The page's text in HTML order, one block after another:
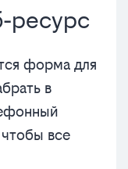
ресурс
форма для
в
все